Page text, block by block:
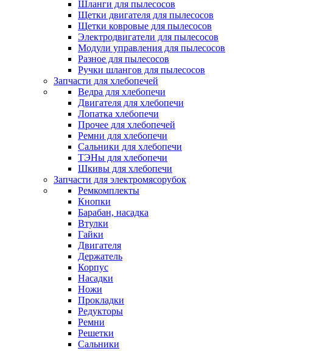
Шланги для пылесосов
Щетки двигателя для пылесосов
Щетки ковровые для пылесосов
Электродвигатели для пылесосов
Модули управления для пылесосов
Разное для пылесосов
Ручки шлангов для пылесосов
Запчасти для хлебопечей
Ведра для хлебопечи
Двигателя для хлебопечи
Лопатка хлебопечи
Прочее для хлебопечей
Ремни для хлебопечи
Сальники для хлебопечи
ТЭНы для хлебопечи
Шкивы для хлебопечи
Запчасти для электромясорубок
Ремкомплекты
Кнопки
Барабан, насадка
Втулки
Гайки
Двигателя
Держатель
Корпус
Насадки
Ножи
Прокладки
Редукторы
Ремни
Решетки
Сальники